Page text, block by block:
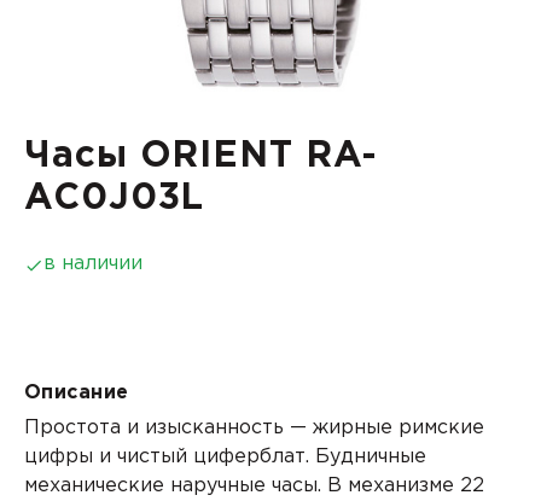
Часы ORIENT RA-
AC0J03L
в наличии
Описание
Простота и изысканность — жирные римские
цифры и чистый циферблат. Будничные
механические наручные часы. В механизме 22